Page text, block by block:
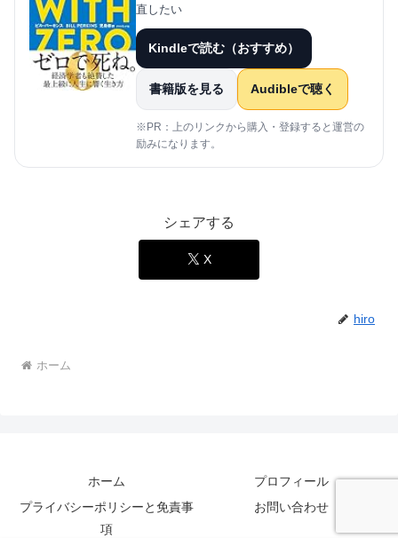
直したい
Kindleで読む（おすすめ）
書籍版を見る Audibleで聴く
※PR：上のリンクから購入・登録すると運営の
励みになります。
シェアする
X
hiro
ホーム
ホーム
プロフィール
プライバシーポリシーと免責事
項
お問い合わせ